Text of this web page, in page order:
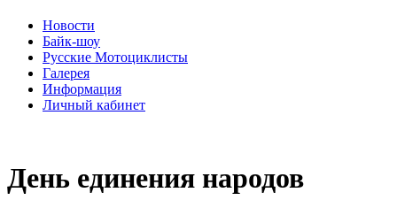
Новости
Байк-шоу
Русские Мотоциклисты
Галерея
Информация
Личный кабинет
День единения народов